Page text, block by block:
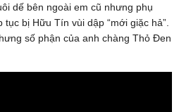
dế bên ngoài em cũ nhưng phụ
bị Hữu Tín vùi dập “mới giặc hả”.
số phận của anh chàng Thỏ Đen